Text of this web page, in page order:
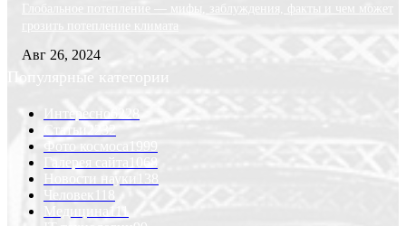
Глобальное потепление — мифы, заблуждения, факты и чем может
грозить потепление климата
Авг 26, 2024
Популярные категории
Интересно
Статьи
Фото космоса
1999
Галерея сайта 1068
Новости науки
Человек
Медицина